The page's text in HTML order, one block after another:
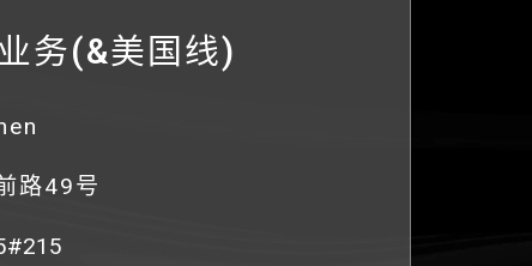
务(&美国线)
路49号